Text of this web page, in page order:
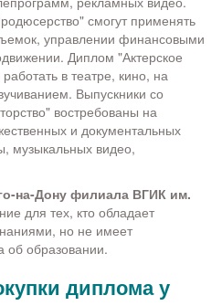
смогут применять
управлении финансовыми
Диплом "Актерское
в театре, кино, на
Выпускники со
востребованы на
и документальных
музыкальных видео,
на-Дону филиала ВГИК им.
для тех, кто обладает
но не имеет
об образовании.
диплома у